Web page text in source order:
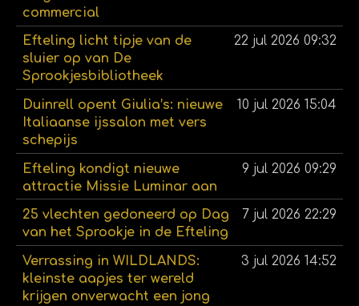
commercial
Efteling licht tipje van de
sluier op van De
Sprookjesbibliotheek
22 jul 2026 09:32
Duinrell opent Giulia’s: nieuwe
Italiaanse ijssalon met vers
schepijs
10 jul 2026 15:04
Efteling kondigt nieuwe
attractie Missie Luminar aan
9 jul 2026 09:29
25 vlechten gedoneerd op Dag
van het Sprookje in de Efteling
7 jul 2026 22:29
Verrassing in WILDLANDS:
kleinste aapjes ter wereld
krijgen onverwacht een jong
3 jul 2026 14:52